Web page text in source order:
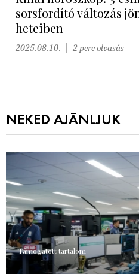
sorsfordító változás
heteiben
2025.08.10. 2 perc olvasás
NEKED AJÁNLJUK
Támogatott tartalom